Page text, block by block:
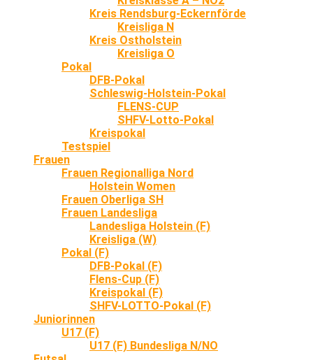
Kreis Rendsburg-Eckernförde
Kreisliga N
Kreis Ostholstein
Kreisliga O
Pokal
DFB-Pokal
Schleswig-Holstein-Pokal
FLENS-CUP
SHFV-Lotto-Pokal
Kreispokal
Testspiel
Frauen
Frauen Regionalliga Nord
Holstein Women
Frauen Oberliga SH
Frauen Landesliga
Landesliga Holstein (F)
Kreisliga (W)
Pokal (F)
DFB-Pokal (F)
Flens-Cup (F)
Kreispokal (F)
SHFV-LOTTO-Pokal (F)
Juniorinnen
U17 (F)
U17 (F) Bundesliga N/NO